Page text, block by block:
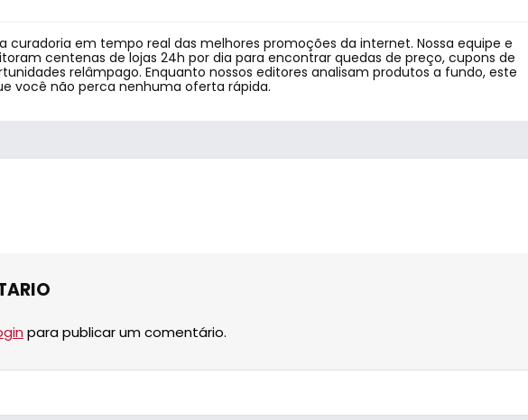
curadoria em tempo real das melhores promoções da internet. Nossa equipe e
centenas de lojas 24h por dia para encontrar quedas de preço, cupons de
relâmpago. Enquanto nossos editores analisam produtos a fundo, este
você não perca nenhuma oferta rápida.
para publicar um comentário.